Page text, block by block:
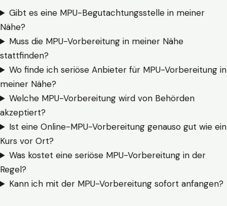
Gibt es eine MPU-Begutachtungsstelle in meiner
Nähe?
Muss die MPU-Vorbereitung in meiner Nähe
stattfinden?
Wo finde ich seriöse Anbieter für MPU-Vorbereitung in
meiner Nähe?
Welche MPU-Vorbereitung wird von Behörden
akzeptiert?
Ist eine Online-MPU-Vorbereitung genauso gut wie ein
Kurs vor Ort?
Was kostet eine seriöse MPU-Vorbereitung in der
Regel?
Kann ich mit der MPU-Vorbereitung sofort anfangen?